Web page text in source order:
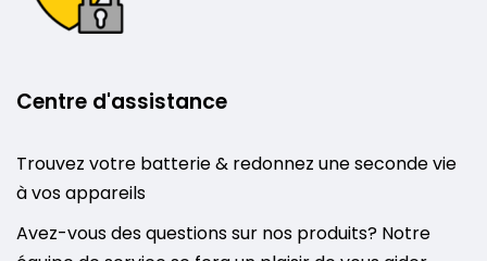
Centre d'assistance
Trouvez votre batterie & redonnez une seconde vie
à vos appareils
Avez-vous des questions sur nos produits? Notre